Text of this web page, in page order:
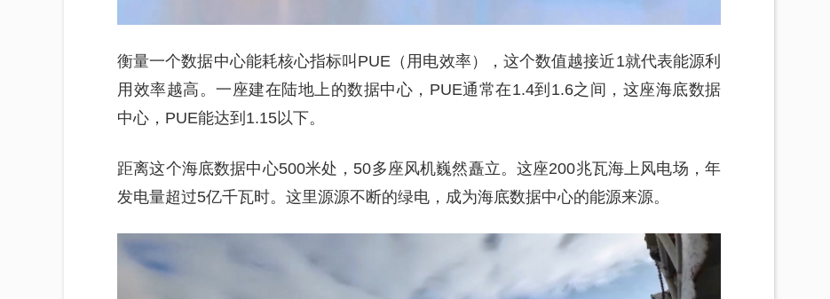
衡量一个数据中心能耗核心指标叫PUE（用电效率），这个数值越接近1就代表能源利
用效率越高。一座建在陆地上的数据中心，PUE通常在1.4到1.6之间，这座海底数据
中心，PUE能达到1.15以下。
距离这个海底数据中心500米处，50多座风机巍然矗立。这座200兆瓦海上风电场，年
发电量超过5亿千瓦时。这里源源不断的绿电，成为海底数据中心的能源来源。